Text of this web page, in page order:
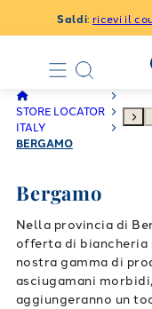
Saldi: ricevi il
STORE LOCATOR
ITALY
BERGAMO
Bergamo
Nella provincia di
offerta di biancheria
nostra gamma di
asciugamani
aggiungeranno un